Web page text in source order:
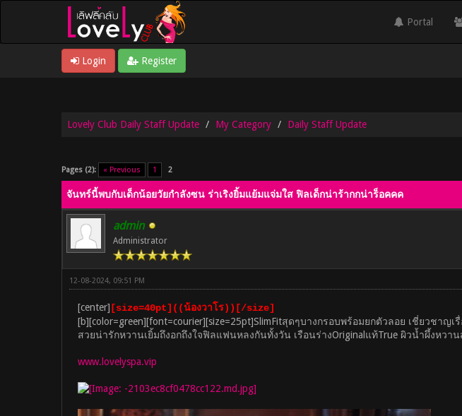
Portal
Login Register
Lovely Club Daily Staff Update My Category Daily Staff Update
Pages (2): « Previous 1 2
0 Vote(s) - 0 Average
1
2
3
4
5
จันทร์นี้พบกับเด็กน้อยวัยกำลังซน ร่าเริงยิ้มแย้มแจ่มใส ฟิลเด็กน่าร้ากกน่าร็อคคค
admin
Administrator
12-08-2024, 09:51 PM
[center] [size=40pt]((น้องวาโร))[/size]
[b][color=green][font=courier][size=25pt]SlimFitสุดๆบางกรอบพร้อมยกตัวลอย เชี่ยวชา
สวยน่ารักหวานเยิ้มถึงอกถึงใจฟิลแฟนหลงกันทั้งวัน เรือนร่างOriginalแท้True ผิวน้ำผึ้งหวา
www.lovelyspa.vip